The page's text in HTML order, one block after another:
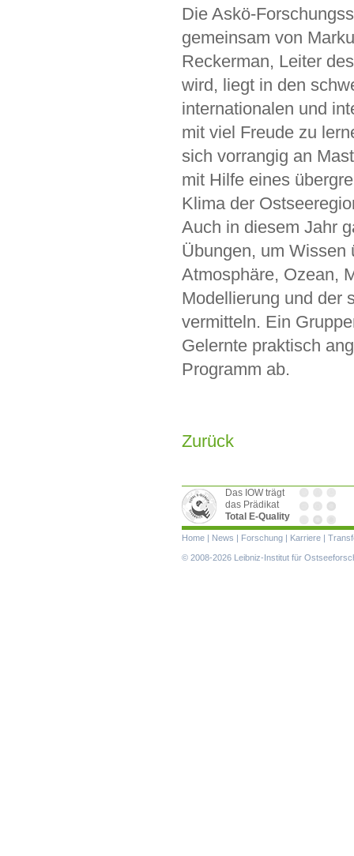
Die Askö-
gemeinsam von
Reckerman, Leiter
wird, liegt in den
internationalen und
mit viel Freude zu
sich vorrangig an
mit Hilfe eines
Klima der
Auch in diesem Jahr
Übungen, um Wissen
Atmosphäre, Ozean,
Modellierung und der
vermitteln. Ein
Gelernte praktisch
Programm ab.
Zurück
Das IOW trägt
das Prädikat
Total E-Quality
Navigation
überspringen
Home | News | Forschung | Karriere |
© 2008-2026 Leibniz-Institut für